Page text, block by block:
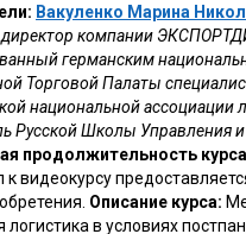
Вакуленко Марина
директор компании
германским
Торговой Палаты
национальной ассоциации
Русской Школы Управления
продолжительность
к видеокурсу
Описание курса:
логистика в условиях